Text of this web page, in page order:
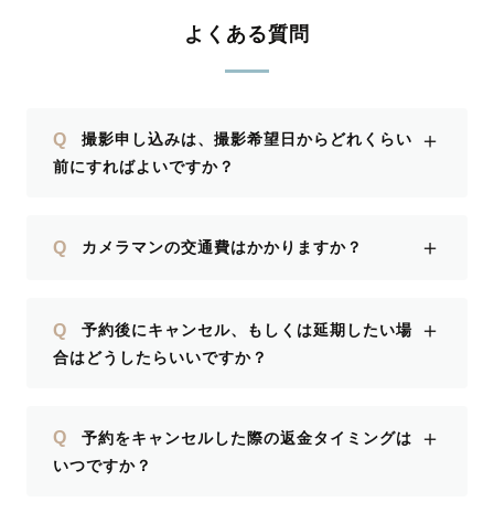
よくある質問
Q
撮影申し込みは、撮影希望日からどれくらい
前にすればよいですか？
＋
Q カメラマンの交通費はかかりますか？ ＋
Q
予約後にキャンセル、もしくは延期したい場
合はどうしたらいいですか？
＋
Q
予約をキャンセルした際の返金タイミングは
いつですか？
＋